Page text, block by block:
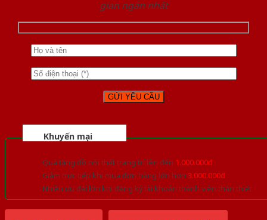
gian ngắn nhất
Khuyến mại
Quà tặng đồ nội thất trang trí lên đến 1.000.000đ
Giảm trực tiếp khi mua đơn hàng lớn hơn 3.000.000đ
Nhiều ưu đãi lớn khi đăng ký tài khoản thành viên thân thiết